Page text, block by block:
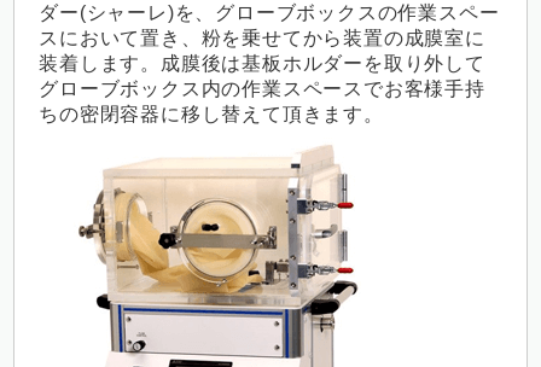
ダー(シャーレ)を、グローブボックスの作業スペー
スにおいて置き、粉を乗せてから装置の成膜室に
装着します。成膜後は基板ホルダーを取り外して
グローブボックス内の作業スペースでお客様手持
ちの密閉容器に移し替えて頂きます。